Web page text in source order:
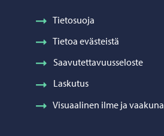
Tietosuoja
Tietoa evästeistä
Saavutettavuusseloste
Laskutus
Visuaalinen ilme ja vaakuna